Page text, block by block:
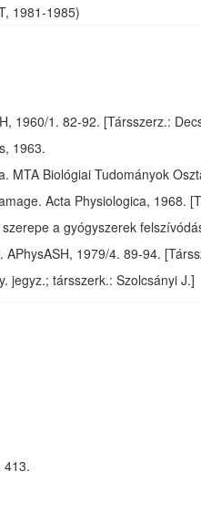
1981-1985)
1960/1. 82-92. [Társszerz.:
1963.
Biológiai Tudományok
Acta Physiologica, 1968.
a gyógyszerek
1979/4. 89-94.
jegyz.; társszerk.: Szolcsányi J.]
413.